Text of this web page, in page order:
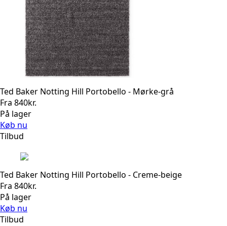
Ted Baker Notting Hill Portobello - Mørke-grå
Fra 840kr.
På lager
Køb nu
Tilbud
Ted Baker Notting Hill Portobello - Creme-beige
Fra 840kr.
På lager
Køb nu
Tilbud